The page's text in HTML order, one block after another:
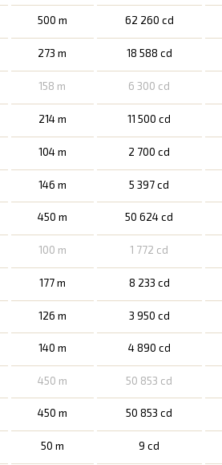
500 m 62 260 cd
273 m 18 588 cd
158 m 6 300 cd
214 m 11 500 cd
104 m 2 700 cd
146 m 5 397 cd
450 m 50 624 cd
100 m 1 772 cd
177 m 8 233 cd
126 m 3 950 cd
140 m 4 890 cd
450 m 50 853 cd
450 m 50 853 cd
50 m 9 cd